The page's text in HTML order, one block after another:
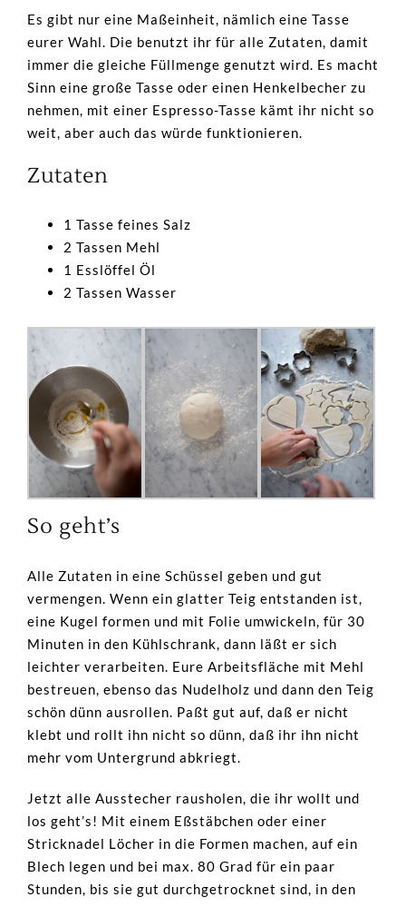
Es gibt nur eine Maßeinheit, nämlich eine Tasse
eurer Wahl. Die benutzt ihr für alle Zutaten, damit
immer die gleiche Füllmenge genutzt wird. Es macht
Sinn eine große Tasse oder einen Henkelbecher zu
nehmen, mit einer Espresso-Tasse kämt ihr nicht so
weit, aber auch das würde funktionieren.
Zutaten
1 Tasse feines Salz
2 Tassen Mehl
1 Esslöffel Öl
2 Tassen Wasser
So geht’s
Alle Zutaten in eine Schüssel geben und gut
vermengen. Wenn ein glatter Teig entstanden ist,
eine Kugel formen und mit Folie umwickeln, für 30
Minuten in den Kühlschrank, dann läßt er sich
leichter verarbeiten. Eure Arbeitsfläche mit Mehl
bestreuen, ebenso das Nudelholz und dann den Teig
schön dünn ausrollen. Paßt gut auf, daß er nicht
klebt und rollt ihn nicht so dünn, daß ihr ihn nicht
mehr vom Untergrund abkriegt.
Jetzt alle Ausstecher rausholen, die ihr wollt und
los geht’s! Mit einem Eßstäbchen oder einer
Stricknadel Löcher in die Formen machen, auf ein
Blech legen und bei max. 80 Grad für ein paar
Stunden, bis sie gut durchgetrocknet sind, in den